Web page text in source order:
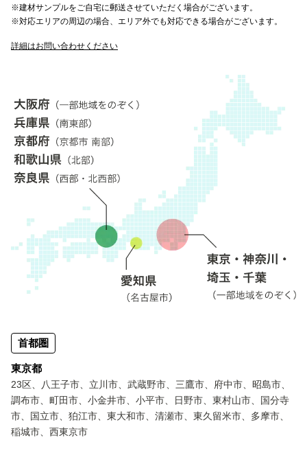
※建材サンプルをご自宅に郵送させていただく場合がございます。
※対応エリアの周辺の場合、エリア外でも対応できる場合がございます。
詳細はお問い合わせください
首都圏
東京都
23区、八王子市、立川市、武蔵野市、三鷹市、府中市、昭島市、
調布市、町田市、小金井市、小平市、日野市、東村山市、国分寺
市、国立市、狛江市、東大和市、清瀬市、東久留米市、多摩市、
稲城市、西東京市